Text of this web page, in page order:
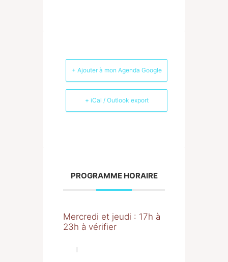
+ Ajouter à mon Agenda Google
+ iCal / Outlook export
PROGRAMME HORAIRE
Mercredi et jeudi : 17h à
23h à vérifier